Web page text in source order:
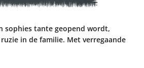
sophies tante geopend wordt,
in de familie. Met verregaande